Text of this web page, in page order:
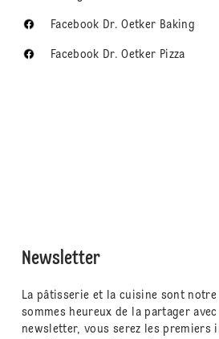
Facebook Dr. Oetker Baking
Facebook Dr. Oetker Pizza
Newsletter
La pâtisserie et la cuisine sont
sommes heureux de la partager
newsletter, vous serez les premiers